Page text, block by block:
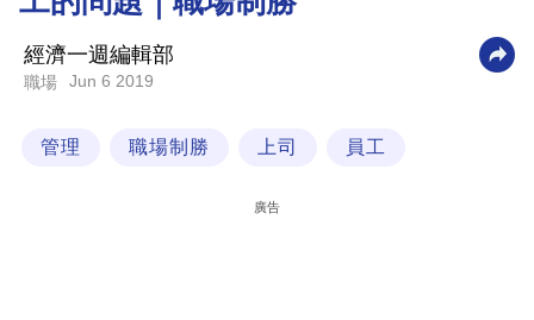
科
技
場
經濟一週編輯部
職場 Jun 6 2019
管理 職場制勝 上司 員工
廣告